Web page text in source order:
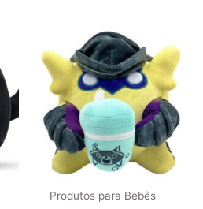
Produtos para Bebês